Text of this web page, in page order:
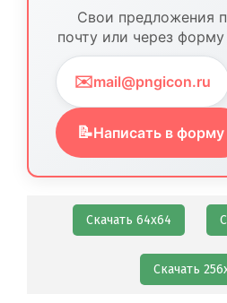
Свои предложения
почту или через
✉️mail@pngicon.ru
📝Написать в форму
Скачать 64х64
Скачать